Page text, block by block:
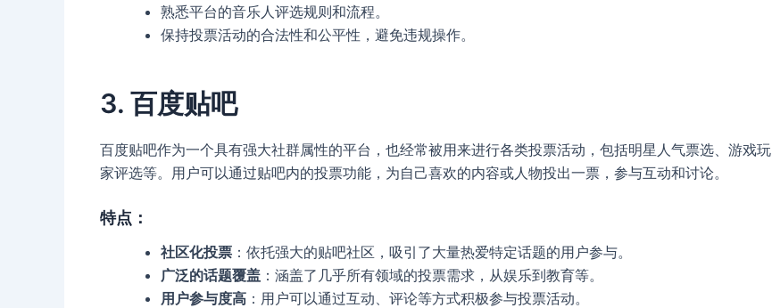
熟悉平台的音乐人评选规则和流程。
保持投票活动的合法性和公平性，避免违规操作。
3. 百度贴吧
百度贴吧作为一个具有强大社群属性的平台，也经常被用来进行各类投票活动，包括明星人气票选、游戏玩
家评选等。用户可以通过贴吧内的投票功能，为自己喜欢的内容或人物投出一票，参与互动和讨论。
特点 ：
社区化投票 ：依托强大的贴吧社区，吸引了大量热爱特定话题的用户参与。
广泛的话题覆盖 ：涵盖了几乎所有领域的投票需求，从娱乐到教育等。
用户参与度高 ：用户可以通过互动、评论等方式积极参与投票活动。